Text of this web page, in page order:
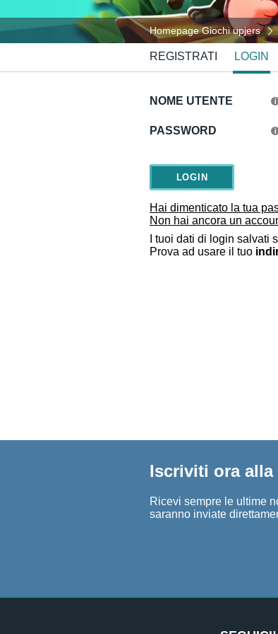
Homepage Giochi upjers
REGISTRATI LOGIN
NOME UTENTE
PASSWORD
Hai dimenticato la tua
Non hai ancora un
I tuoi dati di login salvati
Prova ad usare il tuo
Iscriviti ora
Ricevi sempre le ultime
saranno inviate